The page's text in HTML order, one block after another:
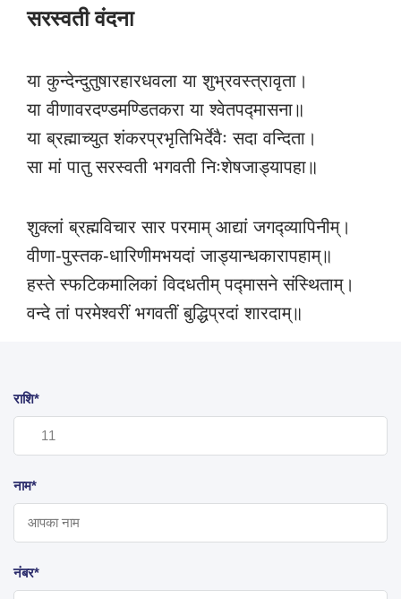
सरस्वती वंदना
या कुन्देन्दुतुषारहारधवला या शुभ्रवस्त्रावृता।
या वीणावरदण्डमण्डितकरा या श्वेतपद्मासना॥
या ब्रह्माच्युत शंकरप्रभृतिभिर्देवैः सदा वन्दिता।
सा मां पातु सरस्वती भगवती निःशेषजाड्यापहा॥
शुक्लां ब्रह्मविचार सार परमाम् आद्यां जगद्व्यापिनीम्।
वीणा-पुस्तक-धारिणीमभयदां जाड्यान्धकारापहाम्‌॥
हस्ते स्फटिकमालिकां विदधतीम् पद्मासने संस्थिताम्‌।
वन्दे तां परमेश्वरीं भगवतीं बुद्धिप्रदां शारदाम्‌॥
राशि*
नाम*
नंबर*